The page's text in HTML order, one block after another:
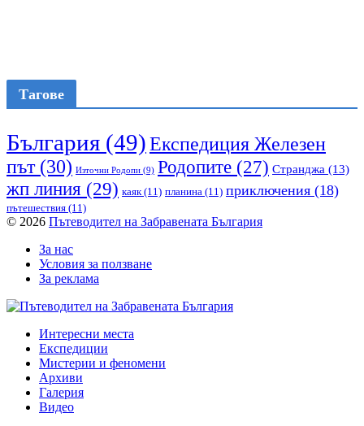
Тагове
България (49)Експедиция Железен
път(30) Източни Родопи (9) Родопите (27) Странджа (13)
жп линия (29) каяк (11) планина (11) приключения (18)
пътешествия (11)
© 2026 Пътеводител на Забравената България
За нас
Условия за ползване
За реклама
Интересни места
Експедиции
Мистерии и феномени
Архиви
Галерия
Видео